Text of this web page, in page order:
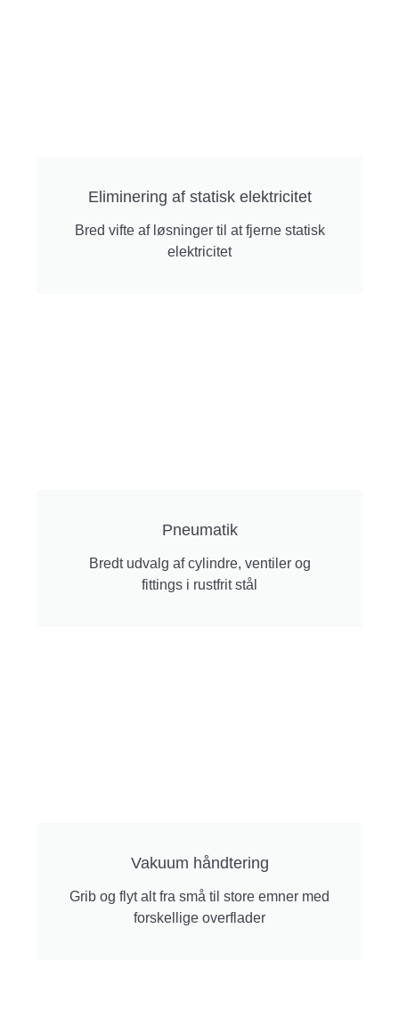
Eliminering af statisk elektricitet
Bred vifte af løsninger til at fjerne statisk
elektricitet
Pneumatik
Bredt udvalg af cylindre, ventiler og
fittings i rustfrit stål
Vakuum håndtering
Grib og flyt alt fra små til store emner med
forskellige overflader